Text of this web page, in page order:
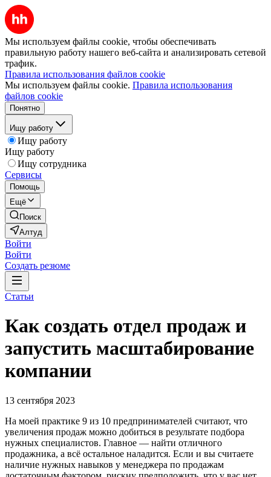
Мы используем файлы cookie, чтобы обеспечивать
правильную работу нашего веб-сайта и анализировать сетевой
трафик.
Правила использования файлов cookie
Мы используем файлы cookie. Правила использования
файлов cookie
Понятно
Ищу работу
Ищу работу
Ищу работу
Ищу сотрудника
Сервисы
Помощь
Ещё
Поиск
Алтуд
Войти
Войти
Создать резюме
Статьи
Как создать отдел продаж и
запустить масштабирование
компании
13 сентября 2023
На моей практике 9 из 10 предпринимателей считают, что
увеличения продаж можно добиться в результате подбора
нужных специалистов. Главное — найти отличного
продажника, а всё остальное наладится. Если и вы считаете
наличие нужных навыков у менеджера по продажам